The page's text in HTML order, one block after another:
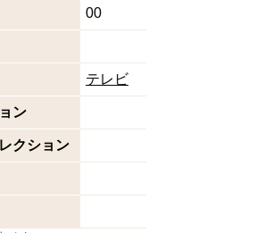
00
テレビ
ン
クション